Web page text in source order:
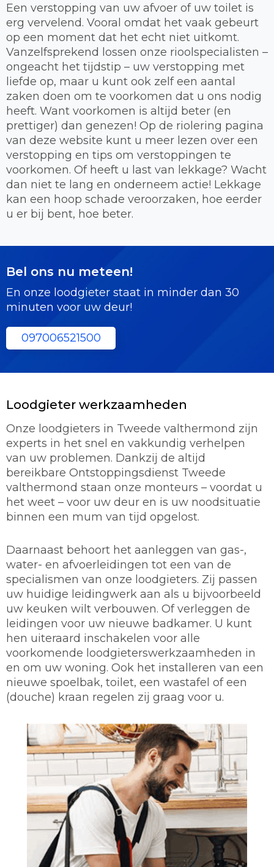
Een verstopping van uw afvoer of uw toilet is
erg vervelend. Vooral omdat het vaak gebeurt
op een moment dat het echt niet uitkomt.
Vanzelfsprekend lossen onze rioolspecialisten –
ongeacht het tijdstip – uw verstopping met
liefde op, maar u kunt ook zelf een aantal
zaken doen om te voorkomen dat u ons nodig
heeft. Want voorkomen is altijd beter (en
prettiger) dan genezen! Op de riolering pagina
van deze website kunt u meer lezen over een
verstopping en tips om verstoppingen te
voorkomen. Of heeft u last van lekkage? Wacht
dan niet te lang en onderneem actie! Lekkage
kan een hoop schade veroorzaken, hoe eerder
u er bij bent, hoe beter.
Bel ons nu meteen!
En onze loodgieter staat in minder dan 30
minuten voor uw deur!
097006521500
Loodgieter werkzaamheden
Onze loodgieters in Tweede valthermond zijn
experts in het snel en vakkundig verhelpen
van uw problemen. Dankzij de altijd
bereikbare Ontstoppingsdienst Tweede
valthermond staan onze monteurs – voordat u
het weet – voor uw deur en is uw noodsituatie
binnen een mum van tijd opgelost.
Daarnaast behoort het aanleggen van gas-,
water- en afvoerleidingen tot een van de
specialismen van onze loodgieters. Zij passen
uw huidige leidingwerk aan als u bijvoorbeeld
uw keuken wilt verbouwen. Of verleggen de
leidingen voor uw nieuwe badkamer. U kunt
hen uiteraard inschakelen voor alle
voorkomende loodgieterswerkzaamheden in
en om uw woning. Ook het installeren van een
nieuwe spoelbak, toilet, een wastafel of een
(douche) kraan regelen zij graag voor u.